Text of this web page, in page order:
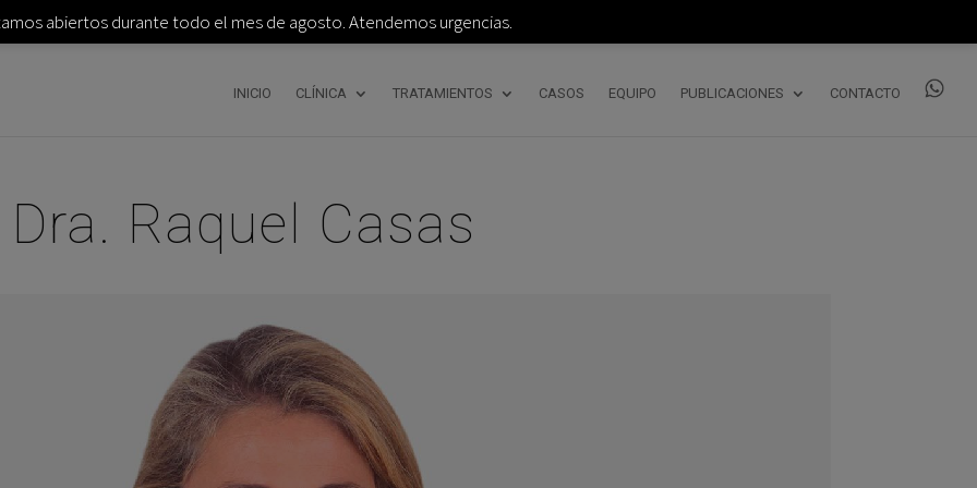
INICIO CLÍNICA TRATAMIENTOS CASOS EQUIPO PUBLICACIONES CONTACTO
Dra. Raquel Casas
abiertos durante todo el mes de agosto. Atendemos urgencias.